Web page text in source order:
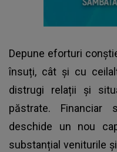
Depune eforturi
însuți, cât și cu
distrugi relații și
păstrate. Financiar
deschide un nou
substanțial veniturile